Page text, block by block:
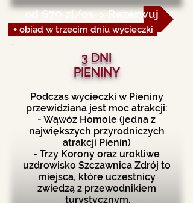
od 670 zł/os. > Rezerwuj
3 DNI
PIENINY
Podczas wycieczki w Pieniny
przewidziana jest moc atrakcji:
- Wąwóz Homole (jedna z
największych przyrodniczych
atrakcji Pienin)
- Trzy Korony oraz urokliwe
uzdrowisko Szczawnica Zdrój to
miejsca, które uczestnicy
zwiedzą z przewodnikiem
turystycznym.
+ obiad w trzecim dniu wycieczki